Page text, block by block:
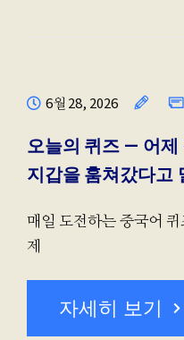
6월 28, 2026
오늘의 퀴즈 — 어제
지갑을 훔쳐갔다고
매일 도전하는 중국어
제
자세히 보기